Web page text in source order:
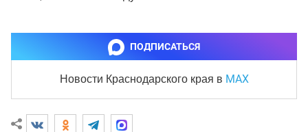
ПОДПИСАТЬСЯ
Новости Краснодарского края в MAX